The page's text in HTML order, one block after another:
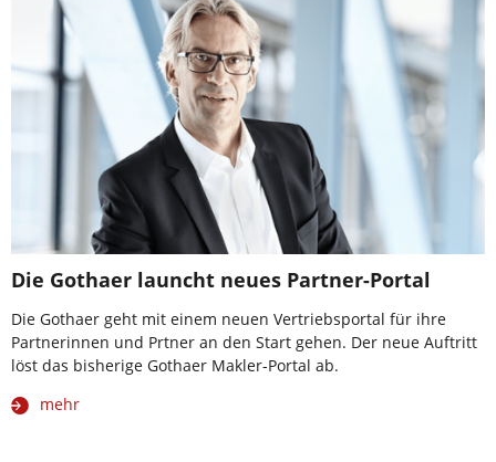
Die Gothaer launcht neues Partner-Portal
Die Gothaer geht mit einem neuen Vertriebsportal für ihre
Partnerinnen und Prtner an den Start gehen. Der neue Auftritt
löst das bisherige Gothaer Makler-Portal ab.
mehr